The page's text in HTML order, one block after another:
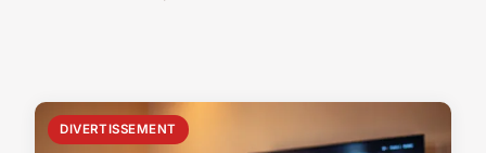
DIVERTISSEMENT